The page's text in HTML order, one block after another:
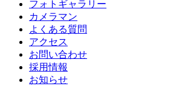
フォトギャラリー
カメラマン
よくある質問
アクセス
お問い合わせ
採用情報
お知らせ